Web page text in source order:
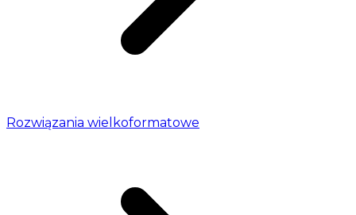
Rozwiązania wielkoformatowe